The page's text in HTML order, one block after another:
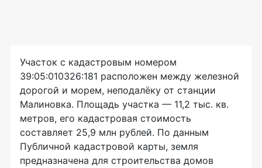
Участок с кадастровым номером
39:05:010326:181 расположен между железной
дорогой и морем, неподалёку от станции
Малиновка. Площадь участка — 11,2 тыс. кв.
метров, его кадастровая стоимость
составляет 25,9 млн рублей. По данным
Публичной кадастровой карты, земля
предназначена для строительства домов